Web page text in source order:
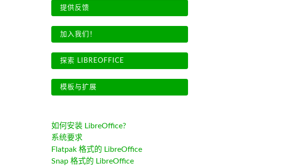
提供反馈
加入我们！
探索 LIBREOFFICE
模板与扩展
如何安装 LibreOffice?
系统要求
Flatpak 格式的 LibreOffice
Snap 格式的 LibreOffice